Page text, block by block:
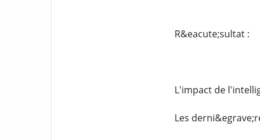
R&eacute;sultat :
L'impact de
Les